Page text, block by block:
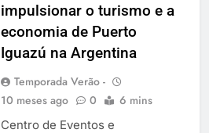
Temporada Verão 2027
impulsionar o turismo e a
economia de Puerto
Iguazú na Argentina
Temporada Verão -
10 meses ago
0 6 mins
Centro de Eventos e